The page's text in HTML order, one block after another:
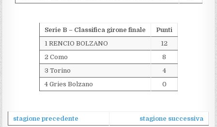
Serie B – Classifica girone finale
Punti
1 RENCIO BOLZANO
12
2 Como
8
3 Torino
4
4 Gries Bolzano
0
stagione precedente stagione successiva